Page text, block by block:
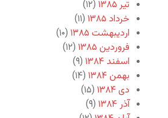
تیر ۱۳۸۵
(۱۲)
خرداد ۱۳۸۵
(۱۱)
اردیبهشت ۱۳۸۵
(۱۰)
فروردین ۱۳۸۵
(۱۲)
اسفند ۱۳۸۴
(۹)
بهمن ۱۳۸۴
(۱۴)
دی ۱۳۸۴
(۱۵)
آذر ۱۳۸۴
(۹)